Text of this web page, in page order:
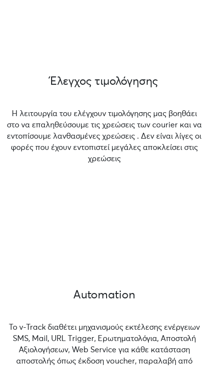
Έλεγχος τιμολόγησης
Η λειτουργία του ελέγχουν τιμολόγησης μας βοηθάει
στο να επαληθεύσουμε τις χρεώσεις των courier και να
εντοπίσουμε λανθασμένες χρεώσεις . Δεν είναι λίγες οι
φορές που έχουν εντοπιστεί μεγάλες αποκλείσει στις
χρεώσεις
Automation
Το v-Track διαθέτει μηχανισμούς εκτέλεσης ενέργειων
SMS, Mail, URL Τrigger, Ερωτηματολόγια, Αποστολή
Αξιολογήσεων, Web Service για κάθε κατάσταση
αποστολής όπως έκδοση voucher, παραλαβή από